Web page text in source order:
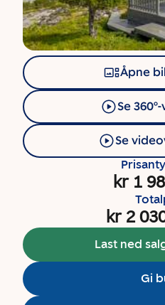
Åpne
Se
Se
kr 1
kr 2
Last ned
Gi